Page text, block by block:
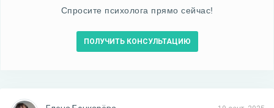
Спросите психолога прямо сейчас!
ПОЛУЧИТЬ КОНСУЛЬТАЦИЮ